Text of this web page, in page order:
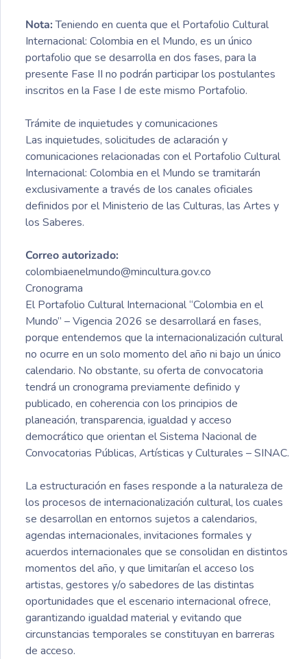
Nota:Teniendo en cuenta que el Portafolio Cultural
Internacional: Colombia en el Mundo, es un único
portafolio que se desarrolla en dos fases, para la
presente Fase II no podrán participar los postulantes
inscritos en la Fase I de este mismo Portafolio.
Trámite de inquietudes y comunicaciones
Las inquietudes, solicitudes de aclaración y
comunicaciones relacionadas con el Portafolio Cultural
Internacional: Colombia en el Mundo se tramitarán
exclusivamente a través de los canales oficiales
definidos por el Ministerio de las Culturas, las Artes y
los Saberes.
Correo autorizado:
colombiaenelmundo@mincultura.gov.co
Cronograma
El Portafolio Cultural Internacional “Colombia en el
Mundo” – Vigencia 2026 se desarrollará en fases,
porque entendemos que la internacionalización cultural
no ocurre en un solo momento del año ni bajo un único
calendario. No obstante, su oferta de convocatoria
tendrá un cronograma previamente definido y
publicado, en coherencia con los principios de
planeación, transparencia, igualdad y acceso
democrático que orientan el Sistema Nacional de
Convocatorias Públicas, Artísticas y Culturales – SINAC.
La estructuración en fases responde a la naturaleza de
los procesos de internacionalización cultural, los cuales
se desarrollan en entornos sujetos a calendarios,
agendas internacionales, invitaciones formales y
acuerdos internacionales que se consolidan en distintos
momentos del año, y que limitarían el acceso los
artistas, gestores y/o sabedores de las distintas
oportunidades que el escenario internacional ofrece,
garantizando igualdad material y evitando que
circunstancias temporales se constituyan en barreras
de acceso.